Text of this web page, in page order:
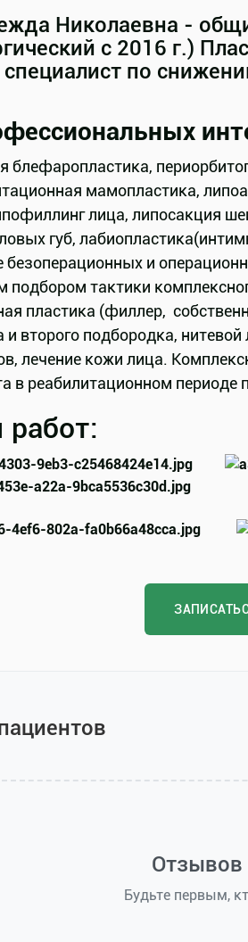
Николаевна -
с 2016 г.)
специалист по
блефаропластика,
мамопластика,
лица, липосакция
губ,
безоперационных и
подбором тактики
пластика (филлер,
и второго подбородка, нитевой
лечение кожи лица.
в реабилитационном периоде
Отзывов
Будьте первым,